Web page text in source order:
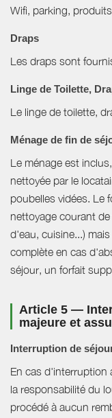
Wifi, parking,
Draps
Les draps sont
Linge de Toilette,
Le linge de toilette,
Ménage de fin de
Le ménage est
nettoyée par le
poubelles vidées. Le
nettoyage courant
d'eau, cuisine...)
complète en cas
séjour, un forfait
Article 5 —
majeure et
Interruption de
En cas d'interruption
la responsabilité du
procédé à aucun